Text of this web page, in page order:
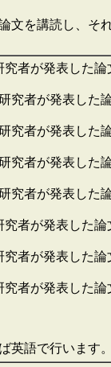
文を講読し、そ
者が発表した論
者が発表した
者が発表した
者が発表した
者が発表した
者が発表した論
者が発表した論
者が発表した論
英語で行います